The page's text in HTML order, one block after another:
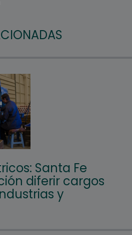
Santa Fe
diferir cargos
y